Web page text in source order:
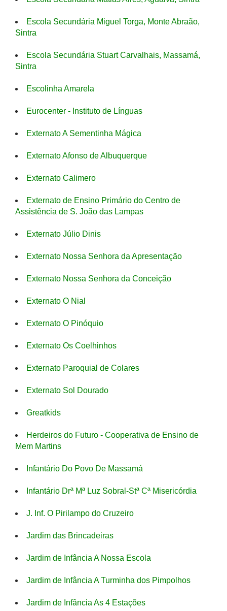
Escola Secundária Miguel Torga, Monte Abraão,
Sintra
Escola Secundária Stuart Carvalhais, Massamá,
Sintra
Escolinha Amarela
Eurocenter - Instituto de Línguas
Externato A Sementinha Mágica
Externato Afonso de Albuquerque
Externato Calimero
Externato de Ensino Primário do Centro de
Assistência de S. João das Lampas
Externato Júlio Dinis
Externato Nossa Senhora da Apresentação
Externato Nossa Senhora da Conceição
Externato O Nial
Externato O Pinóquio
Externato Os Coelhinhos
Externato Paroquial de Colares
Externato Sol Dourado
Greatkids
Herdeiros do Futuro - Cooperativa de Ensino de
Mem Martins
Infantário Do Povo De Massamá
Infantário Drª Mª Luz Sobral-Stª Cª Misericórdia
J. Inf. O Pirilampo do Cruzeiro
Jardim das Brincadeiras
Jardim de Infância A Nossa Escola
Jardim de Infância A Turminha dos Pimpolhos
Jardim de Infância As 4 Estações